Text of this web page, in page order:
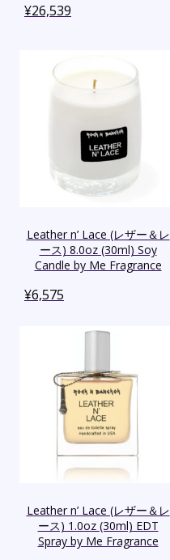
¥26,539
Leather n’ Lace (レザー＆レ
ース) 8.0oz (30ml) Soy
Candle by Me Fragrance
¥6,575
Leather n’ Lace (レザー＆レ
ース) 1.0oz (30ml) EDT
Spray by Me Fragrance